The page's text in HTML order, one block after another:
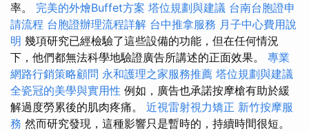
率。 完美的外燴Buffet方案 塔位規劃與建議 台南台胞證申
請流程 台胞證辦理流程詳解 台中推拿服務 月子中心費用說
明 幾項研究已經檢驗了這些設備的功能，但在任何情況
下，他們都無法科學地驗證廣告所講述的正面效果。 專業
網路行銷策略顧問 永和護理之家服務推薦 塔位規劃與建議
全瓷冠的美學與實用性 例如，廣告也承諾按摩槍有助於緩
解過度勞累後的肌肉疼痛。 近視雷射視力矯正 新竹按摩服
務 然而研究發現，這種影響只是暫時的，持續時間很短。